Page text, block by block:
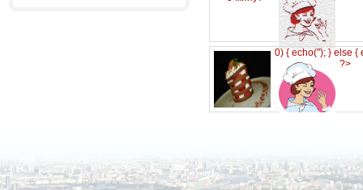
0) { echo(''); } else {
?>